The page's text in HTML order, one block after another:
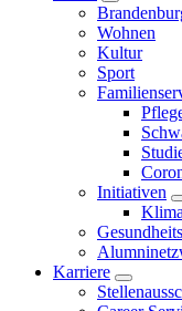
Wohnen
Kultur
Sport
Initiativen
Karriere